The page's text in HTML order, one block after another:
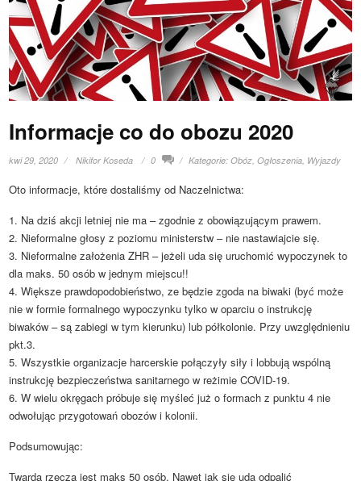
Informacje co do obozu 2020
kwi 29, 2020 Nikifor Koseda 0 Kategorie:Obóz,Ogłoszenia, Wyjazdy
Oto informacje, które dostaliśmy od Naczelnictwa:
1. Na dziś akcji letniej nie ma – zgodnie z obowiązującym prawem.
2. Nieformalne głosy z poziomu ministerstw – nie nastawiajcie się.
3. Nieformalne założenia ZHR – jeżeli uda się uruchomić wypoczynek to
dla maks. 50 osób w jednym miejscu!!
4. Większe prawdopodobieństwo, ze będzie zgoda na biwaki (być może
nie w formie formalnego wypoczynku tylko w oparciu o instrukcję
biwaków – są zabiegi w tym kierunku) lub półkolonie. Przy uwzględnieniu
pkt.3.
5. Wszystkie organizacje harcerskie połączyły siły i lobbują wspólną
instrukcję bezpieczeństwa sanitarnego w reżimie COVID-19.
6. W wielu okręgach próbuje się myśleć już o formach z punktu 4 nie
odwołując przygotowań obozów i kolonii.
Podsumowując:
Twardą rzeczą jest maks 50 osób. Nawet jak się uda odpalić